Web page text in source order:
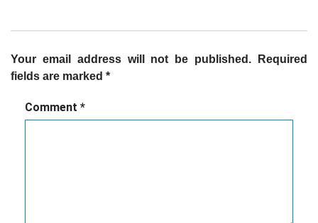
Your email address will not be published.
Required
fields are marked *
Comment *